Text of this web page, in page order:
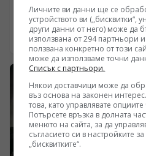
/Поглед.инфо/ Масираните
срещу военни и
пореден път повдигат
състоянието на
противовъздушна отбрана и
капацитет на местната
Според разпространени
медийни анализи, основна
промишленият комплекс
сглобяването на крилатите
Пораженията поставят под
декларираните амбиции за
09.08.2026 05:57
Личните ви данни ще се
устройството ви
други данни от него) може да
използвана от 294 партньори
ползвана конкретно от този
може да използваме точни
Списък с партньори.
Някои доставчици може да
въз основа на законен
това, като управлявате
Потърсете връзка в долната
менюто на сайта, за да
съгласието си в настройките
„бисквитките“.